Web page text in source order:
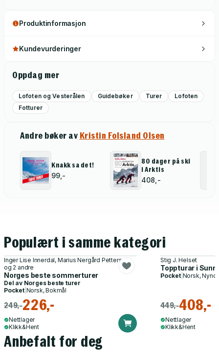
Produktinformasjon
Kundevurderinger
Oppdag mer
Lofoten og Vesterålen Guidebøker Turer
Lofoten
Fotturer
Andre bøker av Kristin Folsland Olsen
Knakk sa det!
99,-
80 dager på ski
i Arktis
408,-
Populært i samme kategori
Inger Lise Innerdal, Marius Nergård Pettersen
og 2 andre
Norges beste sommerturer
Del av Norges beste turer
Pocket| Norsk, Bokmål
249,-226,-
Nettlager
Klikk&Hent
Stig J. Helset
Toppturar i
Pocket| Norsk,
449,-408,-
Nettlager
Klikk&Hent
Anbefalt for deg